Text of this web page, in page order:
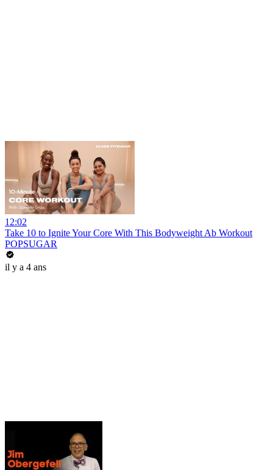
12:02
Take 10 to Ignite Your Core With This Bodyweight Ab Workout
POPSUGAR
il y a 4 ans